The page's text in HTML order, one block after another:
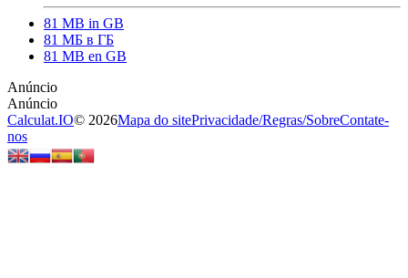
81 MB in GB
81 МБ в ГБ
81 MB en GB
Calculat.IO© 2026Mapa do sitePrivacidade/Regras/SobreContate-
nos